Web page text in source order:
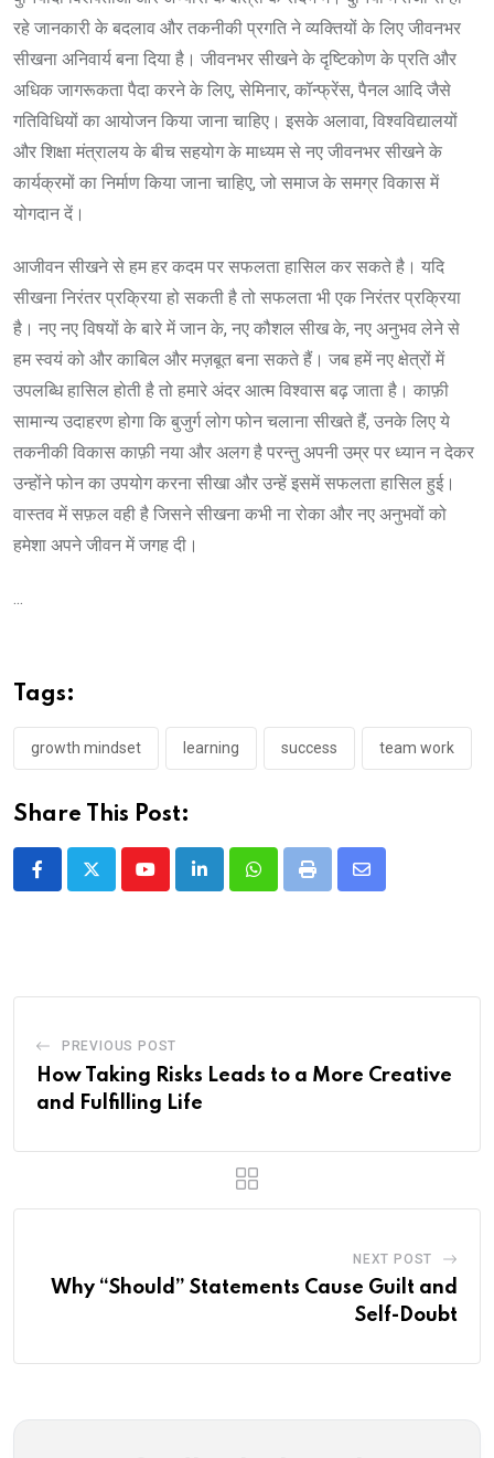
रहे जानकारी के बदलाव और तकनीकी प्रगति ने व्यक्तियों के लिए जीवनभर
सीखना अनिवार्य बना दिया है। जीवनभर सीखने के दृष्टिकोण के प्रति और
अधिक जागरूकता पैदा करने के लिए, सेमिनार, कॉन्फ्रेंस, पैनल आदि जैसे
गतिविधियों का आयोजन किया जाना चाहिए। इसके अलावा, विश्वविद्यालयों
और शिक्षा मंत्रालय के बीच सहयोग के माध्यम से नए जीवनभर सीखने के
कार्यक्रमों का निर्माण किया जाना चाहिए, जो समाज के समग्र विकास में
योगदान दें।
आजीवन सीखने से हम हर कदम पर सफलता हासिल कर सकते है। यदि
सीखना निरंतर प्रक्रिया हो सकती है तो सफलता भी एक निरंतर प्रक्रिया
है। नए नए विषयों के बारे में जान के, नए कौशल सीख के, नए अनुभव लेने से
हम स्वयं को और काबिल और मज़बूत बना सकते हैं। जब हमें नए क्षेत्रों में
उपलब्धि हासिल होती है तो हमारे अंदर आत्म विश्वास बढ़ जाता है। काफ़ी
सामान्य उदाहरण होगा कि बुजुर्ग लोग फोन चलाना सीखते हैं, उनके लिए ये
तकनीकी विकास काफ़ी नया और अलग है परन्तु अपनी उम्र पर ध्यान न देकर
उन्होंने फोन का उपयोग करना सीखा और उन्हें इसमें सफलता हासिल हुई।
वास्तव में सफ़ल वही है जिसने सीखना कभी ना रोका और नए अनुभवों को
हमेशा अपने जीवन में जगह दी।
...
Tags:
growth mindset learning success team work
Share This Post:
YoutubeLinkedInWhatsappPrint
Share
PREVIOUS POST
How Taking Risks Leads to a More Creative
and Fulfilling Life
NEXT POST
Why “Should” Statements Cause Guilt and
Self-Doubt